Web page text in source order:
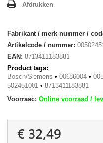
Afdrukken
Fabrikant / merk nummer /
Artikelcode / nummer: 00502451
EAN: 8713411183881
Product tags:
Bosch/Siemens • 00686004 •
502451001 • 8713411183881
Voorraad: Online voorraad /
€ 32,49